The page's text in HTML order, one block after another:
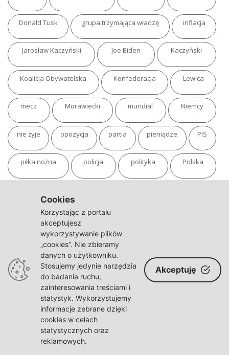
Donald Tusk grupa trzymająca władzę inflacja
Jarosław Kaczyński Joe Biden Kaczyński
Koalicja Obywatelska Konfederacja Lewica
mecz Morawiecki mundial Niemcy
nie żyje opozycja partia pieniądze PiS
piłka nożna policja polityka Polska
sąd TVN
Warszawa wojna
wybory wypadek Władimir Putin zdrowie
© polskaracja.pl 2021-2022
Cookies
Korzystając z portalu
akceptujesz
wykorzystywanie plików
„cookies”. Nie zbieramy
danych o użytkowniku.
Stosujemy jedynie narzędzia
do badania ruchu,
zainteresowania treściami i
statystyk. Wykorzystujemy
informacje zebrane dzięki
cookies w celach
statystycznych oraz
reklamowych.
Akceptuję